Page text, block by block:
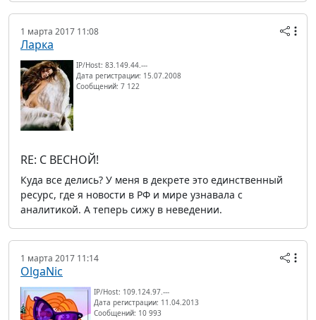
1 марта 2017 11:08
Ларка
IP/Host: 83.149.44.---
Дата регистрации: 15.07.2008
Сообщений: 7 122
RE: С ВЕСНОЙ!
Куда все делись? У меня в декрете это единственный
ресурс, где я новости в РФ и мире узнавала с
аналитикой. А теперь сижу в неведении.
1 марта 2017 11:14
OlgaNic
IP/Host: 109.124.97.---
Дата регистрации: 11.04.2013
Сообщений: 10 993